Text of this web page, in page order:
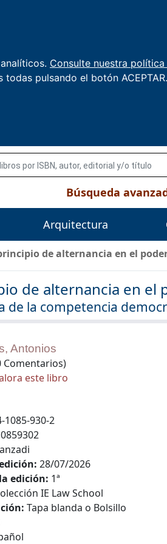
Consulte nuestra
todas pulsando el botón ACEPTAR.
Búsqueda
Arquitectura
de alternancia en el
de alternancia en el
de la competencia
Antonios
Comentarios)
este libro
1085-930-2
28/07/2026
edición: 1ª
IE Law School
Tapa blanda o Bolsillo